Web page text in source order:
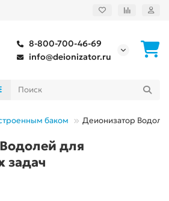
8-800-700-46-69
info@deionizator.ru
баком Деионизатор
для
задач